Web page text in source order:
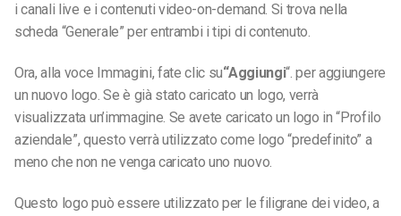
i canali live e i contenuti video-on-demand. Si trova nella
scheda “Generale” per entrambi i tipi di contenuto.
Ora, alla voce Immagini, fate clic su“Aggiungi“.per aggiungere
un nuovo logo. Se è già stato caricato un logo, verrà
visualizzata un’immagine. Se avete caricato un logo in “Profilo
aziendale”, questo verrà utilizzato come logo “predefinito” a
meno che non ne venga caricato uno nuovo.
Questo logo può essere utilizzato per le filigrane dei video, a